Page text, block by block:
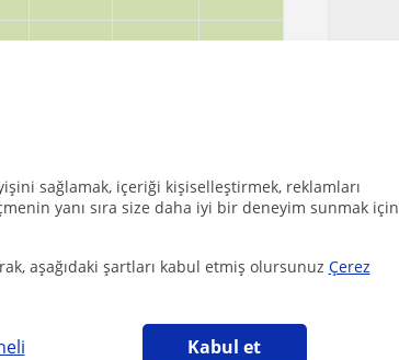
sağlamak, içeriği kişiselleştirmek, reklamları
yanı sıra size daha iyi bir deneyim sunmak için
aşağıdaki şartları kabul etmiş olursunuz Çerez
Kabul et